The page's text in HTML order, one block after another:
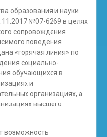
образования и науки
№07-6269 в целях
сопровождения
поведения
«горячая линия» по
социально-
обучающихся в
и
организациях, а
высшего
возможность